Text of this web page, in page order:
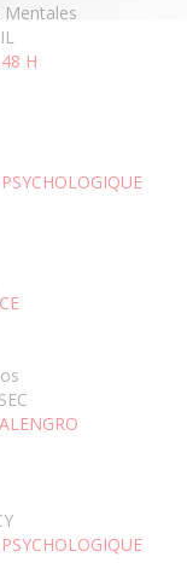
Mentales
H